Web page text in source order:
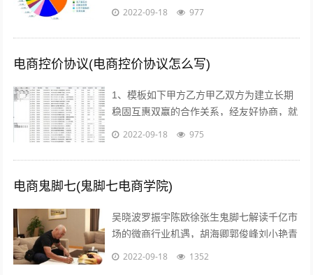
商真的挣钱吗能挣多少美容的行业怎么样在
2022-09-18 977
电商控价协议(电商控价协议怎么写)
1、模板如下甲方乙方甲乙双方为建立长期
稳固互惠双赢的合作关系，经友好协商，就
具体合作事宜达成如下协议一合作期限，本
2022-09-18 975
电商鬼脚七(鬼脚七电商学院)
吴晓波罗振宇陈欧徐张生鬼脚七解读千亿市
场的微商行业机遇，胡海卿郭俊峰刘小艳青
城老贼凌教头等业内大咖为您分享独到犀利
2022-09-18 1352